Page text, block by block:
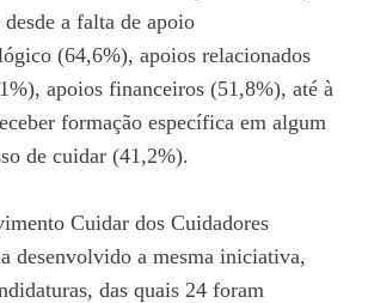
a falta de apoio
(64,6%), apoios relacionados
apoios financeiros (51,8%), até à
formação específica em algum
de cuidar (41,2%).
Cuidar dos Cuidadores
desenvolvido a mesma iniciativa,
das quais 24 foram